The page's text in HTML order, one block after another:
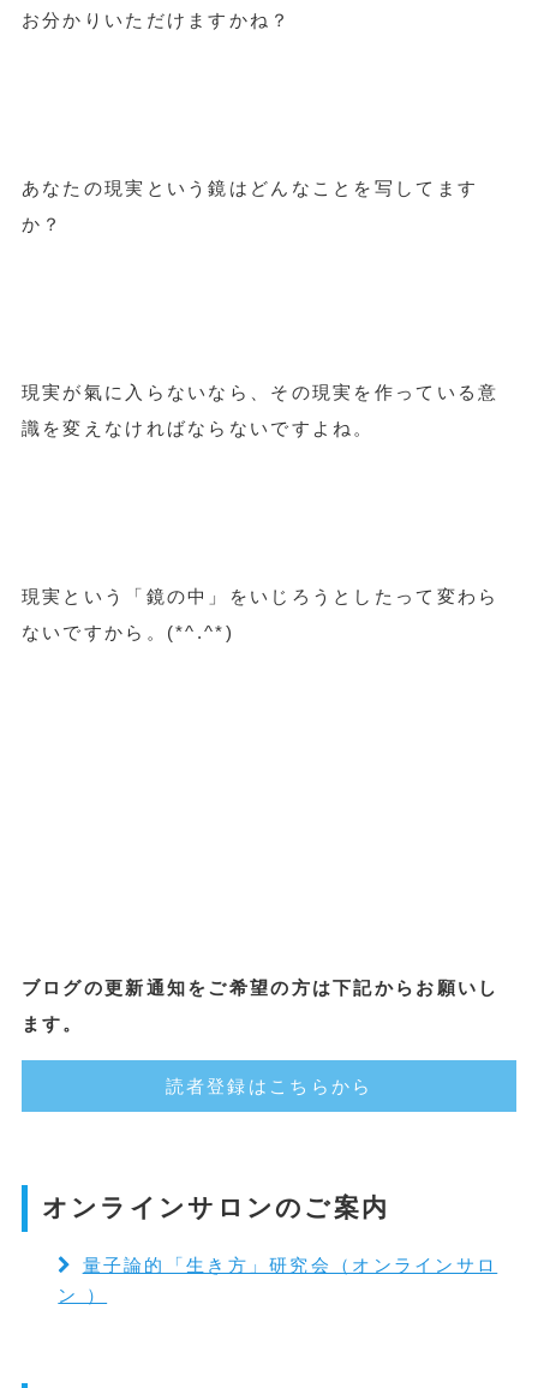
お分かりいただけますかね？
あなたの現実という鏡はどんなことを写してます
か？
現実が氣に入らないなら、その現実を作っている意
識を変えなければならないですよね。
現実という「鏡の中」をいじろうとしたって変わら
ないですから。(*^.^*)
ブログの更新通知をご希望の方は下記からお願いし
ます。
読者登録はこちらから
オンラインサロンのご案内
量子論的「生き方」研究会（オンラインサロ
ン ）